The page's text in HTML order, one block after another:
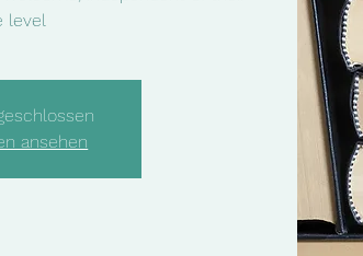
level.
ansehen